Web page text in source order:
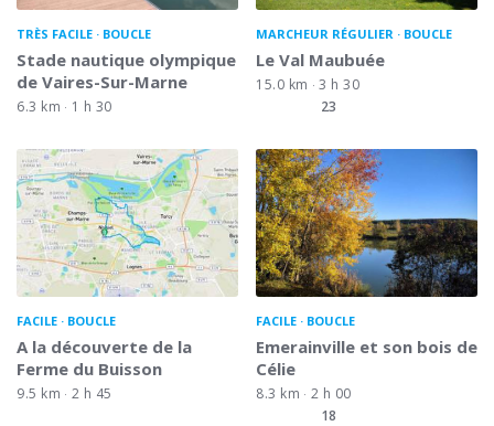
TRÈS FACILE BOUCLE
Stade nautique olympique
de Vaires-Sur-Marne
6.3 km 1 h 30
MARCHEUR RÉGULIER BOUCLE
Le Val Maubuée
15.0 km
3 h 30
23
FACILE BOUCLE
A la découverte de la
Ferme du Buisson
9.5 km 2 h 45
FACILE BOUCLE
Emerainville et son bois de
Célie
8.3 km
2 h 00
18